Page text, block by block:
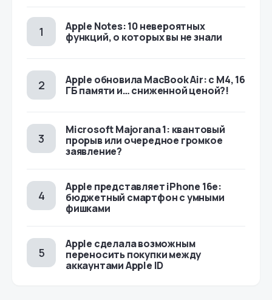
Apple Notes: 10 невероятных
функций, о которых вы не знали
Apple обновила MacBook Air: с M4, 16
ГБ памяти и… сниженной ценой?!
Microsoft Majorana 1: квантовый
прорыв или очередное громкое
заявление?
Apple представляет iPhone 16e:
бюджетный смартфон с умными
фишками
Apple сделала возможным
переносить покупки между
аккаунтами Apple ID